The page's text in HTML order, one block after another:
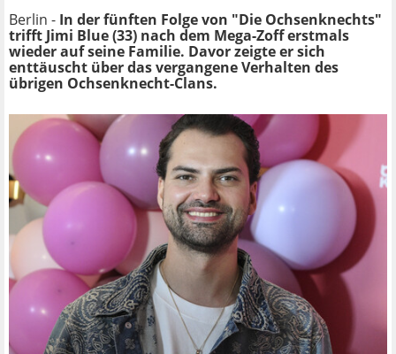
Berlin - In der fünften Folge von "Die Ochsenknechts"
trifft Jimi Blue (33) nach dem Mega-Zoff erstmals
wieder auf seine Familie. Davor zeigte er sich
enttäuscht über das vergangene Verhalten des
übrigen Ochsenknecht-Clans.